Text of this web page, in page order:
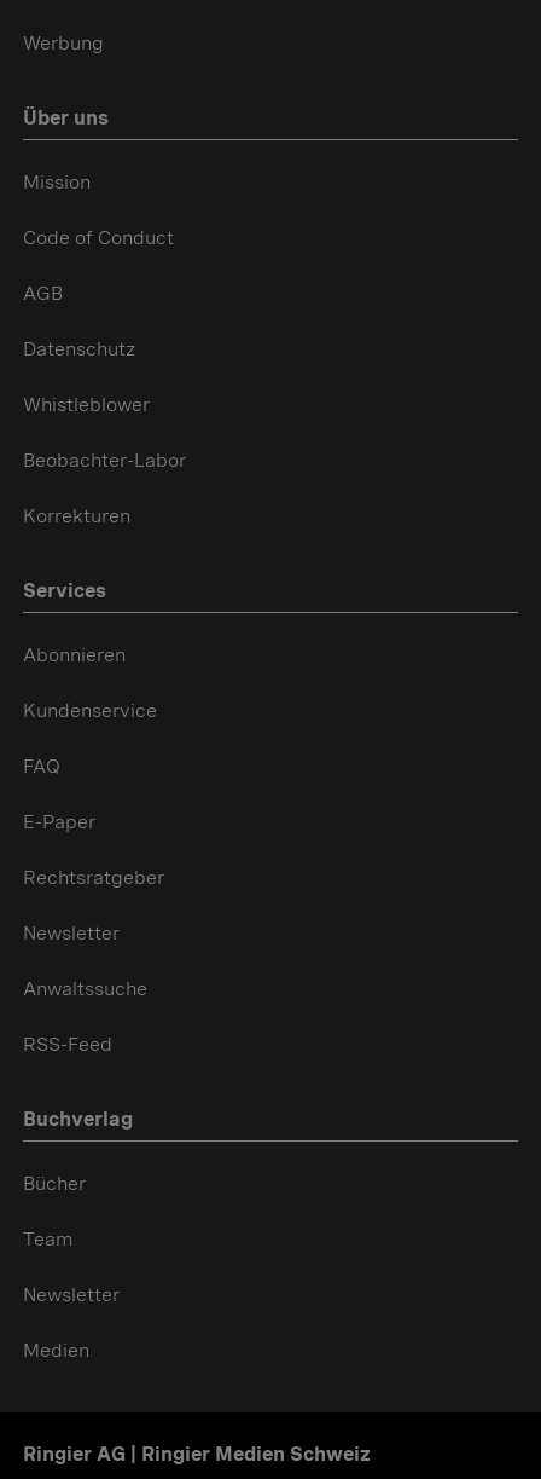
Werbung
Über uns
Mission
Code of Conduct
AGB
Datenschutz
Whistleblower
Beobachter-Labor
Korrekturen
Services
Abonnieren
Kundenservice
FAQ
E-Paper
Rechtsratgeber
Newsletter
Anwaltssuche
RSS-Feed
Buchverlag
Bücher
Team
Newsletter
Medien
Ringier AG | Ringier Medien Schweiz